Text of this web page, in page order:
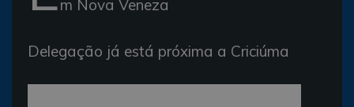
m Nova Veneza
Delegação já está próxima a Criciúma